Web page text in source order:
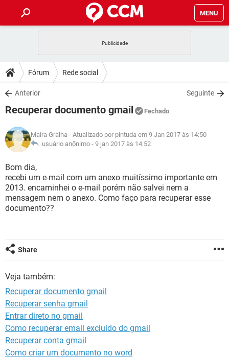
MENU
CELULAR
OUTLOOK
INSTAGRAM GMAIL
GUIA DE COMPRAS
DICAS
JOGOS
INSTAGRAM GMAIL
GUIA DE COMPRAS
DOWNLOADS
JOGOS WHATSAPP
CELULAR
OUTLOOK EXCEL
INSTAGRAM
GUIA DE COMPRAS
FÓRUM
JOGOS WHATSAPP
CELULAR
OUTLOOK
INSTAGRAM GMAIL
GUIA DE COMPRAS
GLOSSÁRIO
JOGOS
CELULAR FACEBOOK
OUTLOOK EXCEL
Fórum Rede social
Anterior Seguinte
Recuperar documento gmail Fechado
Maira Gralha - Atualizado por pintuda em 9 Jan 2017 às 14:50
usuário anônimo - 9 jan 2017 às 14:52
Bom dia,
recebi um e-mail com um anexo muitíssimo importante em
2013. encaminhei o e-mail porém não salvei nem a
mensagem nem o anexo. Como faço para recuperar esse
documento??
Share
Veja também:
Recuperar documento gmail
Recuperar senha gmail
Entrar direto no gmail
Como recuperar email excluido do gmail
Recuperar conta gmail
Como criar um documento no word